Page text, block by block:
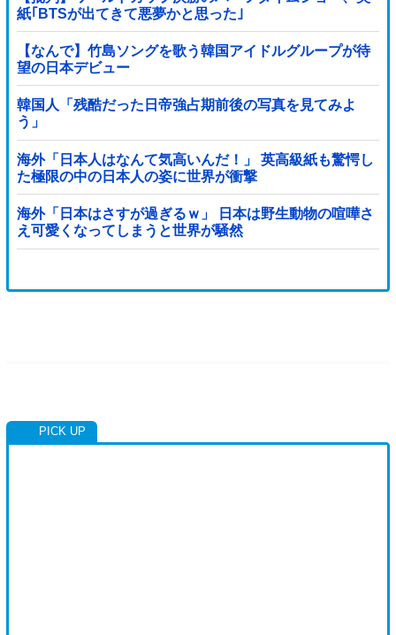
紙｢BTSが出てきて悪夢かと思った｣
【なんで】竹島ソングを歌う韓国アイドルグループが待
望の日本デビュー
韓国人「残酷だった日帝強占期前後の写真を見てみよ
う」
海外「日本人はなんて気高いんだ！」 英高級紙も驚愕し
た極限の中の日本人の姿に世界が衝撃
海外「日本はさすが過ぎるｗ」 日本は野生動物の喧嘩さ
え可愛くなってしまうと世界が騒然